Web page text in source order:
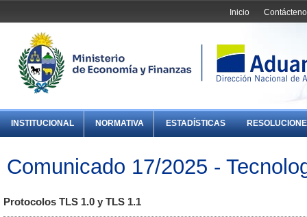
Inicio
INSTITUCIONAL NORMATIVA ESTADÍSTICAS
Comunicado 17/2025 -
Protocolos TLS 1.0 y TLS 1.1